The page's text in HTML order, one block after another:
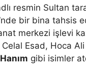
resmin Sultan
bir bina tahsis
merkezi işlevi
Esad, Hoca Ali
gibi isimler